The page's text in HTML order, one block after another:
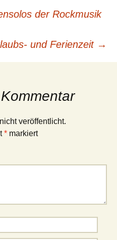
der Rockmusik
und Ferienzeit →
veröffentlicht.
* markiert